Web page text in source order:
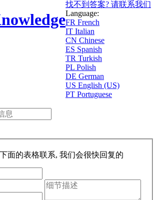
找不到答案? 请联系我们
Language:
FR French
IT Italian
CN Chinese
ES Spanish
TR Turkish
PL Polish
DE German
US English (US)
PT Portuguese
面的表格联系, 我们会很快回复的